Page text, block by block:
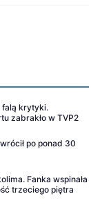
falą krytyki.
zabrakło w TVP2
po ponad 30
Fanka wspinała
trzeciego piętra